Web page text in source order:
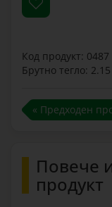
Код продукт: 0487
Брутно тегло: 2.15
« Предходен
Повече
продукт